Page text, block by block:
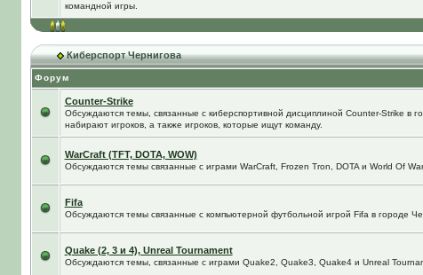
командной игры.
Киберспорт Чернигова
Форум
Counter-Strike
Обсуждаются темы, связанные с киберспортивной дисциплиной Counter-Strike в
набирают игроков, а также игроков, которые ищут команду.
WarCraft (TFT, DOTA, WOW)
Обсуждаются темы связанные с играми WarCraft, Frozen Tron, DOTA и World Of
Fifa
Обсуждаются темы связанные с компьютерной футбольной игрой Fifa в городе
Quake (2, 3 и 4), Unreal Tournament
Обсуждаются темы, связанные с играми Quake2, Quake3, Quake4 и Unreal